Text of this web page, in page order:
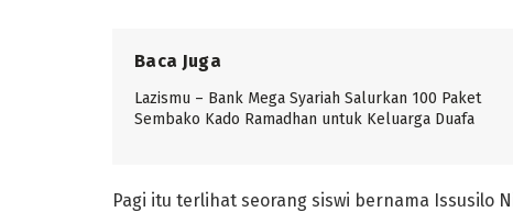
Baca Juga
Lazismu – Bank Mega Syariah Salurkan 100 Paket
Sembako Kado Ramadhan untuk Keluarga Duafa
Pagi itu terlihat seorang siswi bernama Issusilo